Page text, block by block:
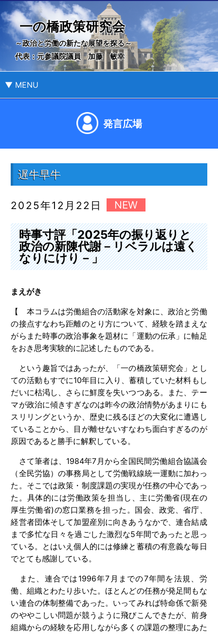
一の橋政策研究会
～政治と労働の新たな展望を探る～
代表：元参議院議員 加藤 敏幸
▼ MENU
発言広場
遅牛早牛
2025年12月22日
時事寸評「2025年の振り返りと
政治の新陳代謝－リベラルは遠く
なりにけり－」
まえがき
【 本コラムは労働組合の活動家を対象に、政治と労働
の接点すなわち距離のとり方について、経験を踏まえな
がらまた時事の政治事象を題材に「運動の伝承」に軸足
をおき思考実験的に記述したものである。
という趣旨ではあったが、「一の橋政策研究会」とし
ての活動もすでに10年目に入り、蓄積していた材料もし
だいに枯渇し、さらに鮮度を失いつつある。また、テー
マが政治に傾きすぎなのは昨今の政治情勢があまりにも
スリリングというか、歴史に残るほどの大変化に遭遇し
ていることから、目が離せないすなわち面白すぎるのが
原因であると勝手に解釈している。
さて筆者は、1984年7月から全国民間労働組合協議会
（全民労協）の事務局として労働戦線統一運動に加わっ
た。そこでは政策・制度課題の実現が任務の中心であっ
た。具体的には労働政策を担当し、主に労働省(現在の
厚生労働省)の窓口業務を担った。国会、政党、省庁、
経営者団体そして加盟産別に向きあうなかで、連合結成
まで多忙な日々を過ごした激烈な5年間であったと思っ
ている。とはいえ個人的には修練と蓄積の有意義な毎日
でとても感謝している。
また、連合では1996年7月までの7年間を法規、労
働、組織とわたり歩いた。ほとんどの任務が発足間もな
い連合の体制整備であった。いってみれば特命係で新発
のややこしい問題が競うように飛びこんできたが、前身
組織からの経験を応用しながら多くの課題の整理にあた